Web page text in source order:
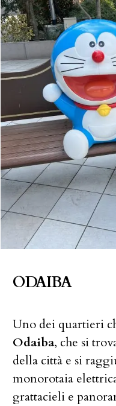
ODAIBA
Uno dei quartieri
Odaiba, che si
della città e si
monorotaia
grattacieli e